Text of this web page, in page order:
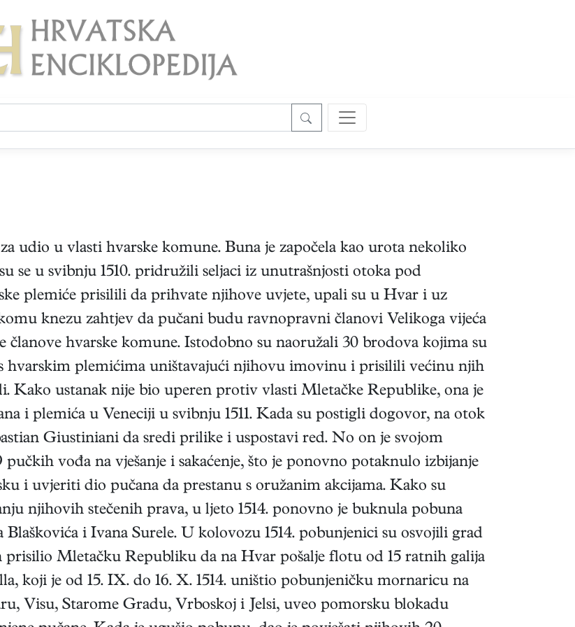
udio u vlasti hvarske komune. Buna je započela kao urota nekoliko
se u svibnju 1510. pridružili seljaci iz unutrašnjosti otoka pod
plemiće prisilili da prihvate njihove uvjete, upali su u Hvar i uz
knezu zahtjev da pučani budu ravnopravni članovi Velikoga vijeća
članove hvarske komune. Istodobno su naoružali 30 brodova kojima su
hvarskim plemićima uništavajući njihovu imovinu i prisilili većinu njih
Kako ustanak nije bio uperen protiv vlasti Mletačke Republike, ona je
i plemića u Veneciji u svibnju 1511. Kada su postigli dogovor, na otok
Giustiniani da sredi prilike i uspostavi red. No on je svojom
vođa na vješanje i sakaćenje, što je ponovno potaknulo izbijanje
i uvjeriti dio pučana da prestanu s oružanim akcijama. Kako su
njihovih stečenih prava, u ljeto 1514. ponovno je buknula pobuna
i Ivana Surele. U kolovozu 1514. pobunjenici su osvojili grad
Mletačku Republiku da na Hvar pošalje flotu od 15 ratnih galija
koji je od 15. IX. do 16. X. 1514. uništio pobunjeničku mornaricu na
Visu, Starome Gradu, Vrboskoj i Jelsi, uveo pomorsku blokadu